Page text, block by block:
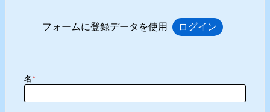
フォームに登録データを使用 ログイン
名 *